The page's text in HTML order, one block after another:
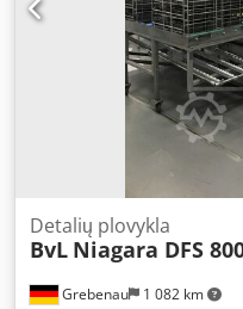
is additionally equipped
goods basket, enabling
even more effective
includes: • Complete
construction (grade
automatic freshwater
drying (output: 11.6 kW)
fume extraction • Oil
Automatic freshwater refill
520x320x200h mm, mesh
approx. 20 kW (32 amp
Grebenau 1 082 km
Detalių plovykla
BvL Niagara DFS